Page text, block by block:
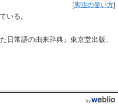
脚注の使い方
いる。
日常語の由来辞典』東京堂出版、